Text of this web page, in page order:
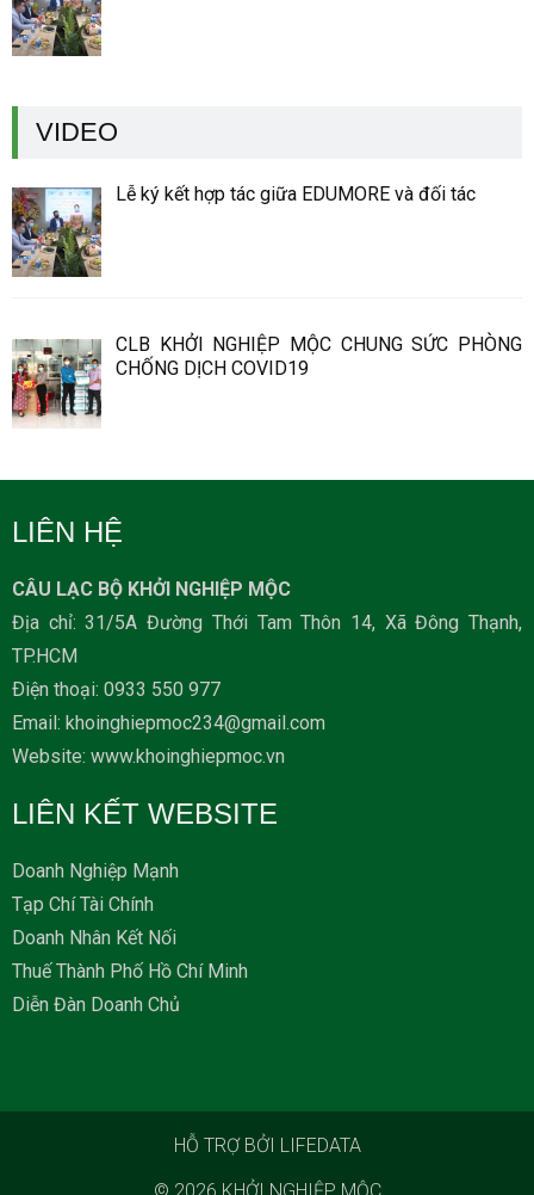
VIDEO
Lễ ký kết hợp tác giữa EDUMORE và đối tác
CLB KHỞI NGHIỆP MỘC CHUNG SỨC PHÒNG
CHỐNG DỊCH COVID19
LIÊN HỆ
CÂU LẠC BỘ KHỞI NGHIỆP MỘC
Địa chỉ: 31/5A Đường Thới Tam Thôn 14, Xã Đông Thạnh,
TP.HCM
Ðiện thoại: 0933 550 977
Email: khoinghiepmoc234@gmail.com
Website: www.khoinghiepmoc.vn
LIÊN KẾT WEBSITE
Doanh Nghiệp Mạnh
Tạp Chí Tài Chính
Doanh Nhân Kết Nối
Thuế Thành Phố Hồ Chí Minh
Diễn Đàn Doanh Chủ
HỖ TRỢ BỞI LIFEDATA